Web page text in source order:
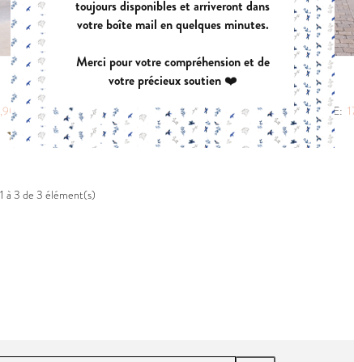
PDF:
12,90 €
POCHETTE:17,90 €
EUGENIE
PDF: 11,90 €
POCHETTE: 17,90 €
PDF:11,40 €
POCHETTE:
PANIER A
PDF:GRATUIT
LEGENDE
€ | POCHETTE: 17,90 €
ETINCELLE
PDF:
12,90 €| POCHETTE:
à 3 de 3 élément(s)
toujours disponibles et arriveront dans
votre boîte mail en quelques minutes.
Merci pour votre compréhension et de
votre précieux soutien ❤️